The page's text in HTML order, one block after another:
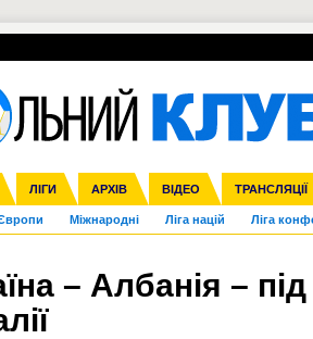
ЛІГИ АРХІВ ВІДЕО ТРАНСЛЯЦІЇ
Перша ліга Друга ліга Кубок України
Міжнародні Ліга націй Ліга
Німеччина Франція Інші
Росія Кубок конфедерацій ЧЄ-2015 (U-
ВІЙНА УПЛ-ПЕРЕХОДИ
– Албанія –